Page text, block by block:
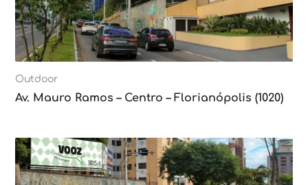
Outdoor
Av. Mauro Ramos – Centro – Florianópolis (1020)